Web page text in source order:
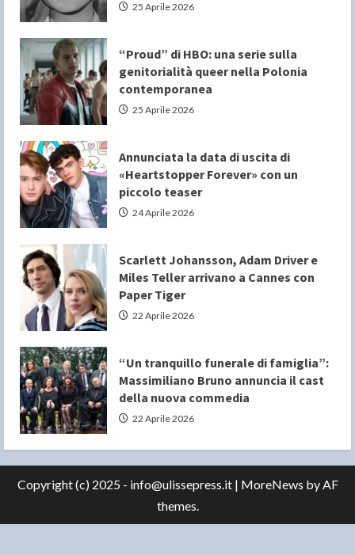
25 Aprile 2026
“Proud” di HBO: una serie sulla
genitorialità queer nella Polonia
contemporanea
25 Aprile 2026
Annunciata la data di uscita di
«Heartstopper Forever» con un
piccolo teaser
24 Aprile 2026
Scarlett Johansson, Adam Driver e
Miles Teller arrivano a Cannes con
Paper Tiger
22 Aprile 2026
“Un tranquillo funerale di famiglia”:
Massimiliano Bruno annuncia il cast
della nuova commedia
22 Aprile 2026
Copyright (c) 2025 - info@ulissepress.it | MoreNews by AF
themes.